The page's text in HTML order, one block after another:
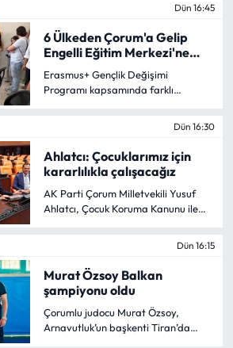
Dün 16:45
6 Ülkeden Çorum'a Gelip
Engelli Eğitim Merkezi'ne
Hayran Kaldılar!
Erasmus+ Gençlik Değişimi
Programı kapsamında farklı
yürütülen eğitim ve sosyal
faaliyetleri yerinde inceledi.
Dün 16:30
Ahlatcı: Çocuklarımız için
kararlılıkla çalışacağız
AK Parti Çorum Milletvekili Yusuf
Ahlatcı, Çocuk Koruma Kanunu ile
Kurulundaki görüşmelerine katıldı.
Dün 16:15
Murat Özsoy Balkan
şampiyonu oldu
Çorumlu judocu Murat Özsoy,
Arnavutluk’un başkenti Tiran’da